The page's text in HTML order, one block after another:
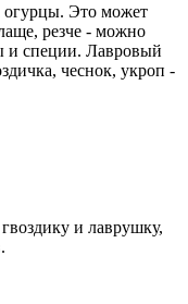
огурцы. Это может
резче - можно
и специи. Лавровый
чеснок, укроп -
и лаврушку,